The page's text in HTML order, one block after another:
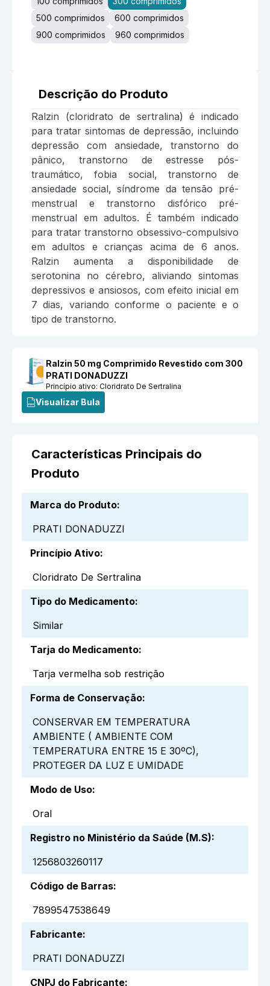
500 comprimidos
600 comprimidos
900 comprimidos
960 comprimidos
Descrição do Produto
Ralzin (cloridrato de sertralina) é indicado
para tratar sintomas de depressão, incluindo
depressão com ansiedade, transtorno do
pânico, transtorno de estresse pós-
traumático, fobia social, transtorno de
ansiedade social, síndrome da tensão pré-
menstrual e transtorno disfórico pré-
menstrual em adultos. É também indicado
para tratar transtorno obsessivo-compulsivo
em adultos e crianças acima de 6 anos.
Ralzin aumenta a disponibilidade de
serotonina no cérebro, aliviando sintomas
depressivos e ansiosos, com efeito inicial em
7 dias, variando conforme o paciente e o
tipo de transtorno.
Ralzin 50 mg Comprimido Revestido com 300
PRATI DONADUZZI
Princípio ativo:Cloridrato De Sertralina
Visualizar Bula
Características Principais do
Produto
Marca do Produto:
PRATI DONADUZZI
Princípio Ativo:
Cloridrato De Sertralina
Tipo do Medicamento:
Similar
Tarja do Medicamento:
Tarja vermelha sob restrição
Forma de Conservação:
CONSERVAR EM TEMPERATURA
AMBIENTE ( AMBIENTE COM
TEMPERATURA ENTRE 15 E 30ºC),
PROTEGER DA LUZ E UMIDADE
Modo de Uso:
Oral
Registro no Ministério da Saúde (M.S):
1256803260117
Código de Barras:
7899547538649
Fabricante:
PRATI DONADUZZI
CNPJ do Fabricante: